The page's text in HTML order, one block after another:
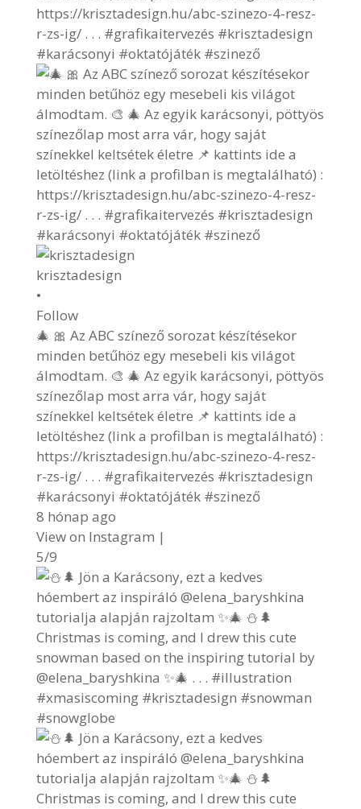
krisztadesign
•
Follow
🎄 🎀 Az ABC színező sorozat készítésekor
minden betűhöz egy mesebeli kis világot
álmodtam. 🎨 🎄 Az egyik karácsonyi, pöttyös
színezőlap most arra vár, hogy saját
színekkel keltsétek életre 📌 kattints ide a
letöltéshez (link a profilban is megtalálható) :
https://krisztadesign.hu/abc-szinezo-4-resz-
r-zs-ig/ . . . #grafikaitervezés #krisztadesign
#karácsonyi #oktatójáték #szinező
8 hónap ago
View on Instagram |
5/9